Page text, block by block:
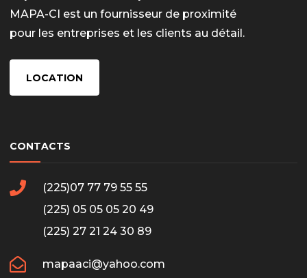
MAPA-CI est un fournisseur de proximité
pour les entreprises et les clients au détail.
LOCATION
CONTACTS
(225)07 77 79 55 55
(225) 05 05 05 20 49
(225) 27 21 24 30 89
mapaaci@yahoo.com